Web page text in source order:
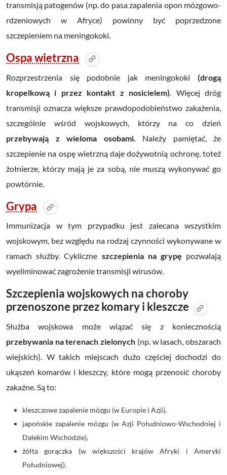
transmisją patogenów (np. do pasa zapalenia opon mózgowo-
rdzeniowych w Afryce) powinny być poprzedzone
szczepieniem na meningokoki.
Ospa wietrzna
Rozprzestrzenia się podobnie jak meningokoki (drogą
kropelkową i przez kontakt z nosicielem) . Więcej dróg
transmisji oznacza większe prawdopodobieństwo zakażenia,
szczególnie wśród wojskowych, którzy na co dzień
przebywają z wieloma osobami.
Należy pamiętać, że
szczepienie na ospę wietrzną daje dożywotnią ochronę, toteż
żołnierze, którzy mają je za sobą, nie muszą wykonywać go
powtórnie.
Grypa
Immunizacja w tym przypadku jest zalecana wszystkim
wojskowym, bez względu na rodzaj czynności wykonywane w
ramach służby. Cykliczne szczepienia na grypę pozwalają
wyeliminować zagrożenie transmisji wirusów.
Szczepienia wojskowych na choroby
przenoszone przez komary i kleszcze
Służba wojskowa może wiązać się z koniecznością
przebywania na terenach zielonych (np. w lasach, obszarach
wiejskich). W takich miejscach dużo częściej dochodzi do
ukąszeń komarów i kleszczy, które mogą przenosić choroby
zakaźne. Są to:
kleszczowe zapalenie mózgu (w Europie i Azji),
japońskie zapalenie mózgu (w Azji Południowo-Wschodniej i
Dalekim Wschodzie),
żółta gorączka (w większości krajów Afryki i Ameryki
Południowej).